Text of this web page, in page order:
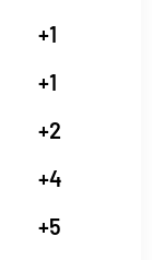
+1
+1
+2
+4
+5